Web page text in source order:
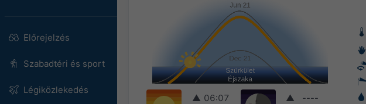
Előrejelzés
Szabadtéri és sport
Légiközlekedés
▲ 06:07
▲
----